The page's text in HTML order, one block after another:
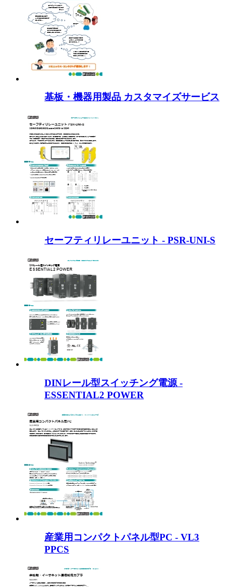
基板・機器用製品 カスタマイズサービス
セーフティリレーユニット - PSR-UNI-S
DINレール型スイッチング電源 -
ESSENTIAL2 POWER
産業用コンパクトパネル型PC - VL3
PPCS